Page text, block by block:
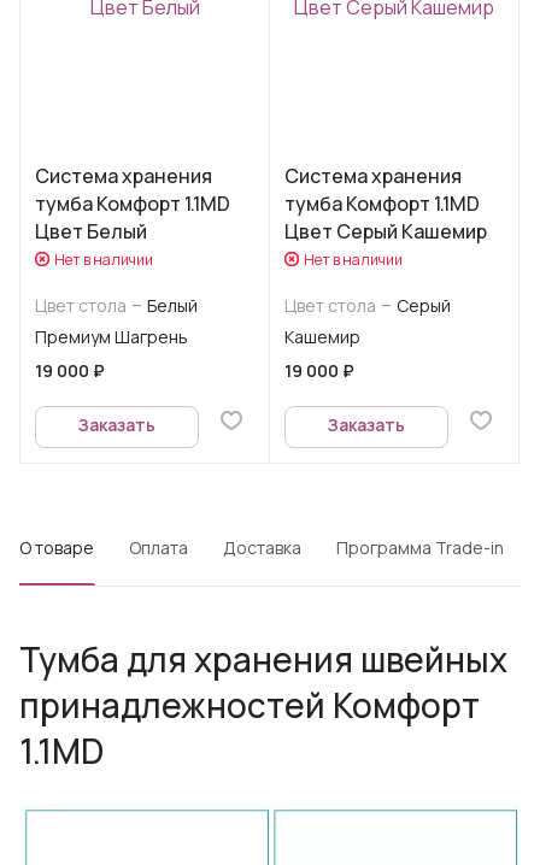
Система хранения
тумба Комфорт 1.1MD
Цвет Белый
Нет в наличии
Цвет стола – Белый
Премиум Шагрень
19 000 ₽
Заказать
Система хранения
тумба Комфорт 1.1MD
Цвет Серый Кашемир
Нет в наличии
Цвет стола – Серый
Кашемир
19 000 ₽
Заказать
О товаре Оплата Доставка Программа Trade-in
Тумба для хранения швейных
принадлежностей Комфорт
1.1MD